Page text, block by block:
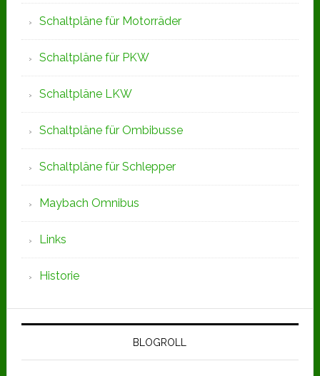
Schaltpläne für Motorräder
Schaltpläne für PKW
Schaltpläne LKW
Schaltpläne für Ombibusse
Schaltpläne für Schlepper
Maybach Omnibus
Links
Historie
BLOGROLL